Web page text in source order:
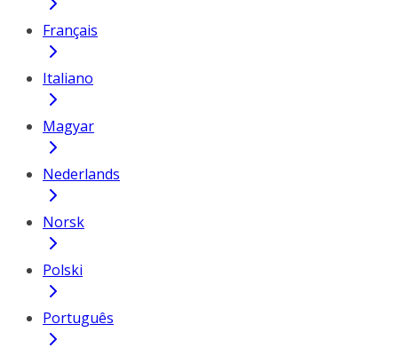
Français
Italiano
Magyar
Nederlands
Norsk
Polski
Português